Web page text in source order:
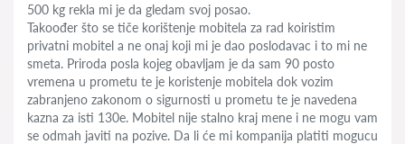
500 kg rekla mi je da gledam svoj posao.
Takoođer što se tiče korištenje mobitela za rad koiristim
privatni mobitel a ne onaj koji mi je dao poslodavac i to mi ne
smeta. Priroda posla kojeg obavljam je da sam 90 posto
vremena u prometu te je koristenje mobitela dok vozim
zabranjeno zakonom o sigurnosti u prometu te je navedena
kazna za isti 130e. Mobitel nije stalno kraj mene i ne mogu vam
se odmah javiti na pozive. Da li će mi kompanija platiti mogucu